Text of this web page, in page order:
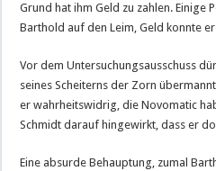
Grund hat ihm Geld zu zahlen. Einige
Barthold auf den Leim, Geld konnte
Vor dem Untersuchungsausschuss
seines Scheiterns der Zorn
er wahrheitswidrig, die Novomatic
Schmidt darauf hingewirkt, dass er
Eine absurde Behauptung, zumal